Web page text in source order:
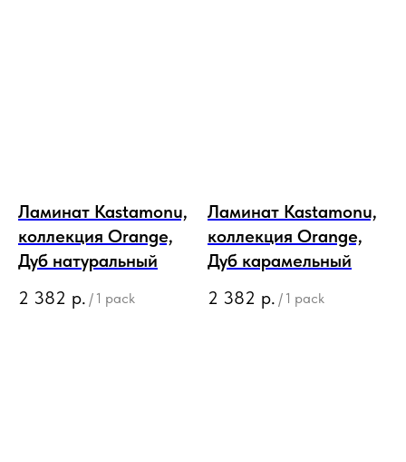
Ламинат Kastamonu,
коллекция Orange,
Дуб натуральный
2 382 р. / 1 pack
Ламинат Kastamonu,
коллекция Orange,
Дуб карамельный
2 382 р. / 1 pack